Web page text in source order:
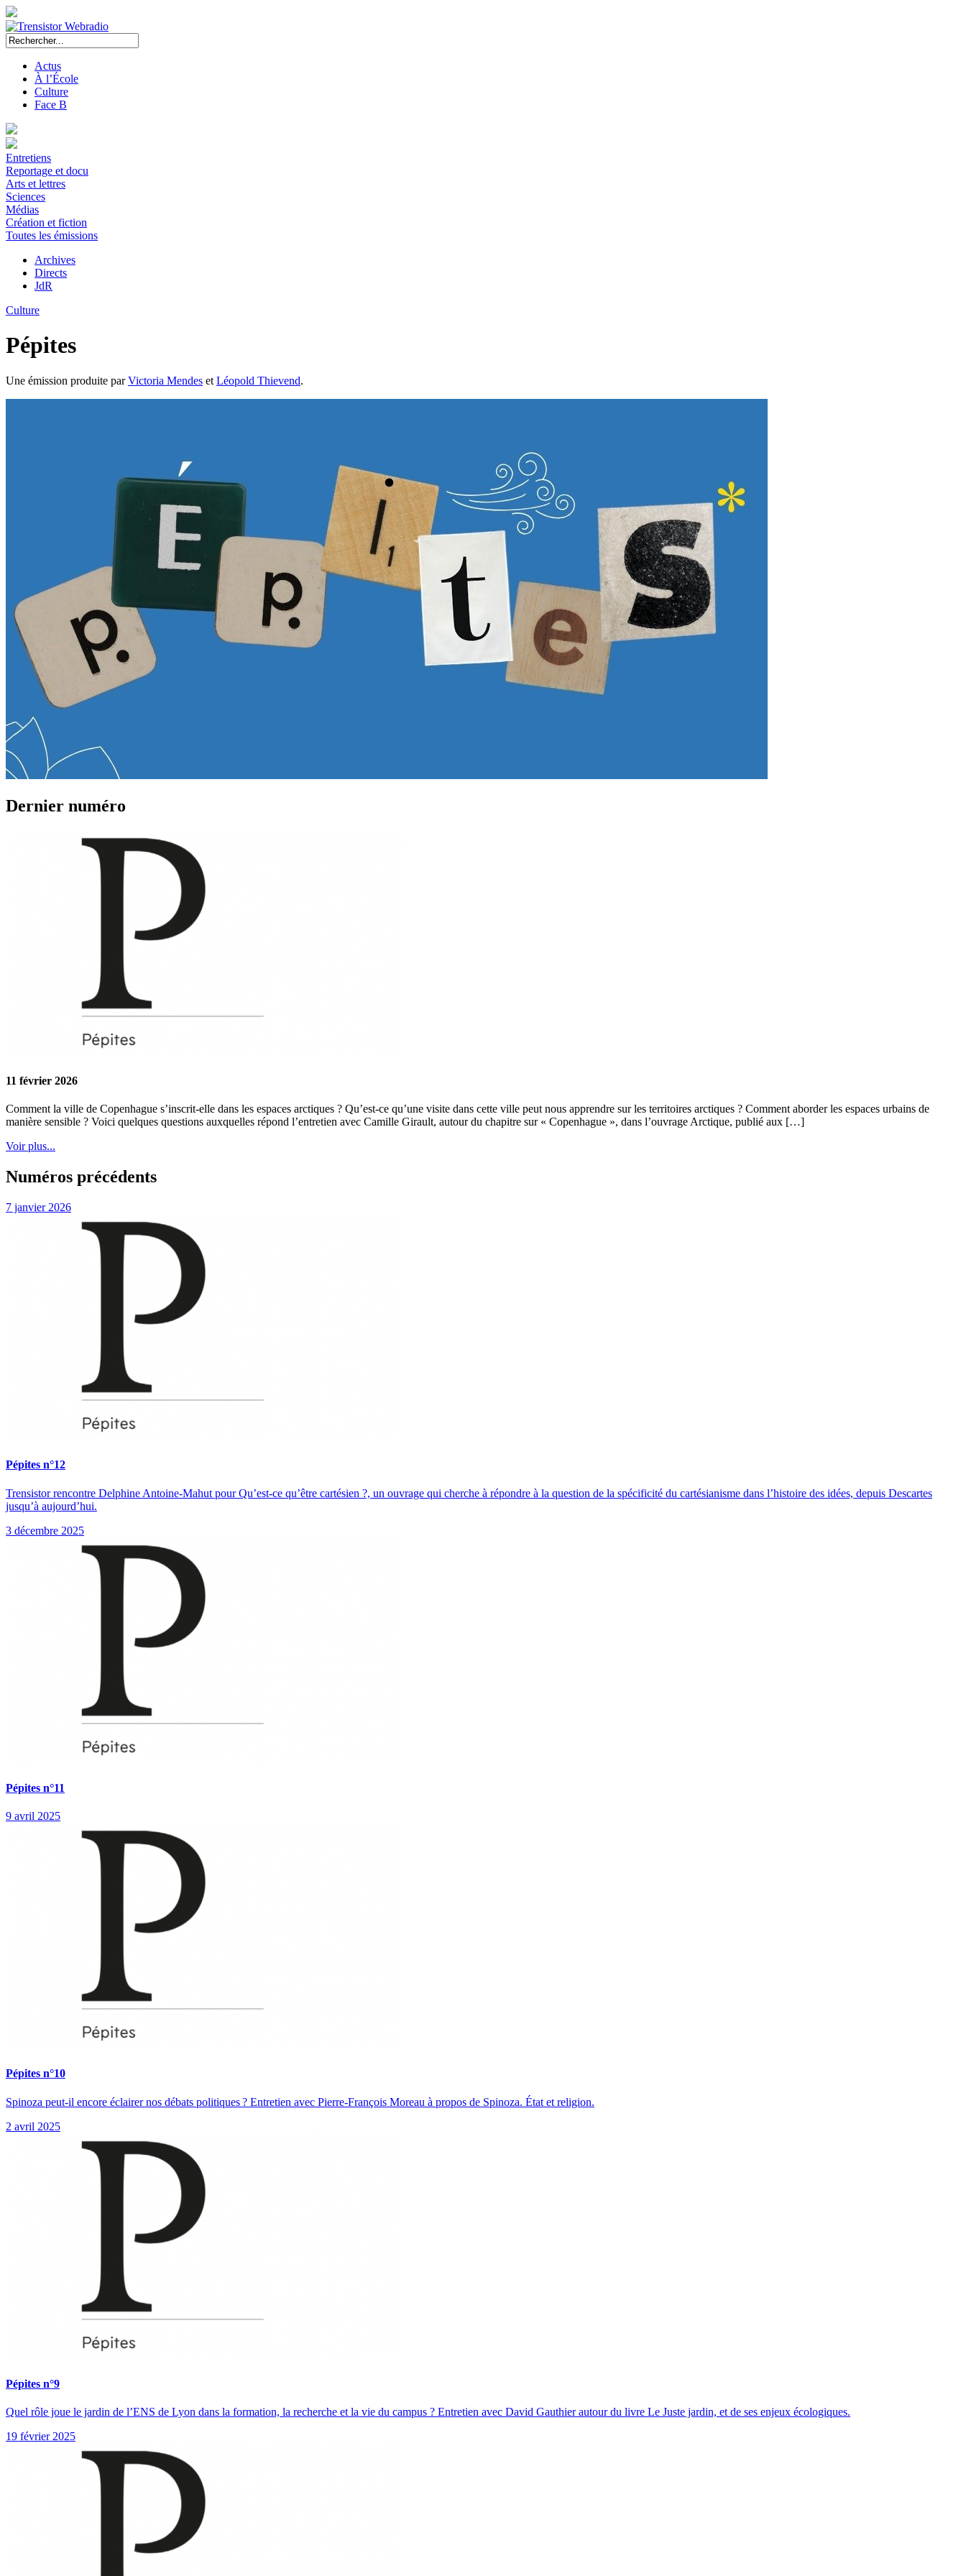
Actus
À l’École
Culture
Face B
Entretiens
Reportage et docu
Arts et lettres
Sciences
Médias
Création et fiction
Toutes les émissions
Archives
Directs
JdR
Culture
Pépites
Une émission produite parVictoria Mendes et Léopold Thievend.
Dernier numéro
11 février 2026
Comment la ville de Copenhague s’inscrit-elle dans les espaces arctiques ? Qu’est-ce qu’une visite dans cette ville peut nous apprendre sur les territoires arctiques ? Comment aborder les espaces urbains de
manière sensible ? Voici quelques questions auxquelles répond l’entretien avec Camille Girault, autour du chapitre sur « Copenhague », dans l’ouvrage Arctique, publié aux […]
Voir plus...
Numéros précédents
7 janvier 2026
Pépites n°12
Trensistor rencontre Delphine Antoine-Mahut pour Qu’est-ce qu’être cartésien ?, un ouvrage qui cherche à répondre à la question de la spécificité du cartésianisme dans l’histoire des idées, depuis Descartes
jusqu’à aujourd’hui.
3 décembre 2025
Pépites n°11
9 avril 2025
Pépites n°10
Spinoza peut-il encore éclairer nos débats politiques ? Entretien avec Pierre-François Moreau à propos de Spinoza. État et religion.
2 avril 2025
Pépites n°9
Quel rôle joue le jardin de l’ENS de Lyon dans la formation, la recherche et la vie du campus ? Entretien avec David Gauthier autour du livre Le Juste jardin, et de ses enjeux écologiques.
19 février 2025